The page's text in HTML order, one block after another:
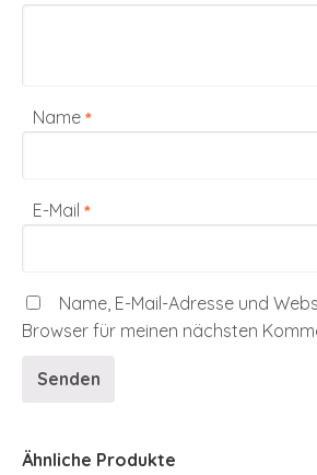
Name *
E-Mail *
Name, E-Mail-Adresse und
Browser für meinen nächsten
Ähnliche Produkte